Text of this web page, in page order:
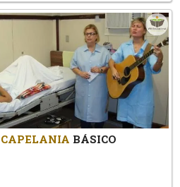
CAPELANIA BÁSICO